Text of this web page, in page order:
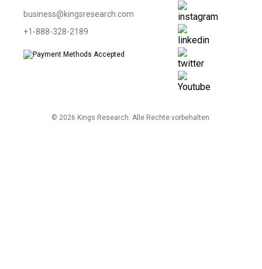
business@kingsresearch.com
+1-888-328-2189
© 2026 Kings Research. Alle Rechte vorbehalten.